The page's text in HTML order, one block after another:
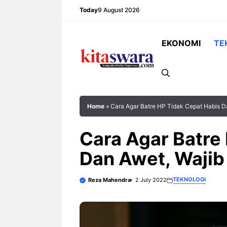
Today9 August 2026
EKONOMI
Home » Cara Agar Batre HP Tidak Cepat Habis
Cara Agar
Dan Awet,
Reza Mahendra 2 July 2022 TEKNOLOGI
Setiap anak adalah individu yang
unik. Mereka memiliki minat,
belajar, dan cara memahami
Rekor
Singapura:
Mudah